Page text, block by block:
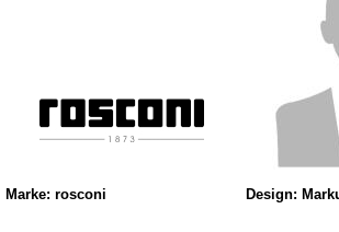
Marke: rosconi Design: